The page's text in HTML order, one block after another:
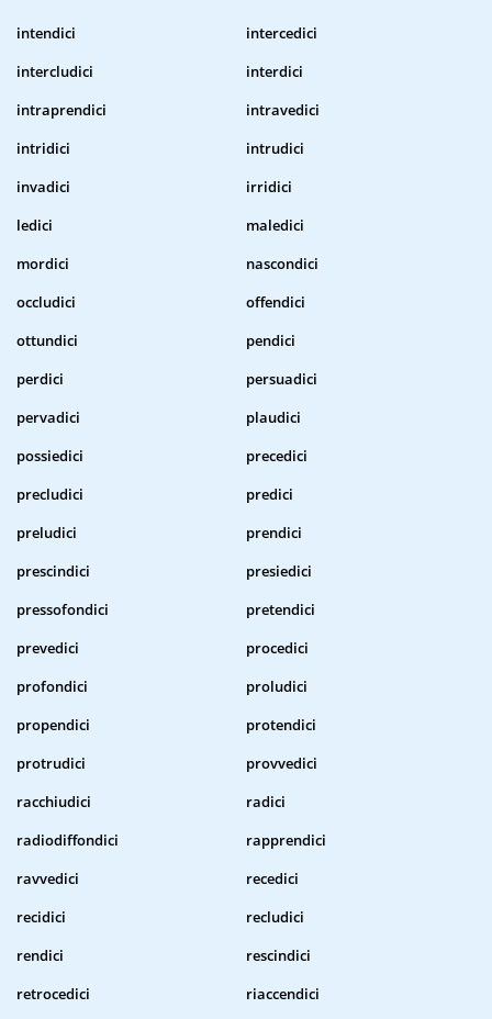
intendici
intercedici
intercludici
interdici
intraprendici
intravedici
intridici
intrudici
invadici
irridici
ledici
maledici
mordici
nascondici
occludici
offendici
ottundici
pendici
perdici
persuadici
pervadici
plaudici
possiedici
precedici
precludici
predici
preludici
prendici
prescindici
presiedici
pressofondici
pretendici
prevedici
procedici
profondici
proludici
propendici
protendici
protrudici
provvedici
racchiudici
radici
radiodiffondici
rapprendici
ravvedici
recedici
recidici
recludici
rendici
rescindici
retrocedici
riaccendici